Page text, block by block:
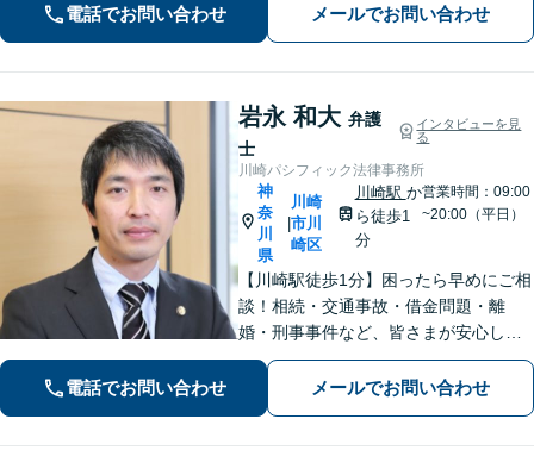
ターの方多数。お気軽にご相談くださ
い。
電話でお問い合わせ メールでお問い合わせ
岩永 和大 弁護
士
インタビューを見
る
川崎パシフィック法律事務所
神
奈
川
県
|
川崎
市川
崎区
川崎駅 か
ら徒歩1
分
営業時間：09:00
~20:00（平日）
【川崎駅徒歩1分】困ったら早めにご相
談！相続・交通事故・借金問題・離
婚・刑事事件など、皆さまが安心して
暮らせるように問題解決に尽力しま
す。【地元密着】クチコミ・リピータ
ーの方も多数。「こんなことで」と思
電話でお問い合わせ メールでお問い合わせ